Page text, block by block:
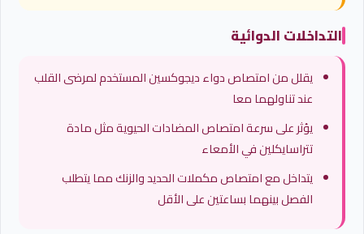
التداخلات الدوائية
يقلل من امتصاص دواء ديجوكسين المستخدم لمرضى القلب
عند تناولهما معا
يؤثر على سرعة امتصاص المضادات الحيوية مثل مادة
تتراسايكلين في الأمعاء
يتداخل مع امتصاص مكملات الحديد والزنك مما يتطلب
الفصل بينهما بساعتين على الأقل